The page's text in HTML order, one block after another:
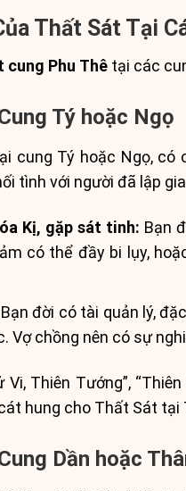
Thất Sát Tại
cung Phu Thê tại các
Tý hoặc Ngọ
cung Tý hoặc Ngọ, có
tình với người đã lập
Kị, gặp sát tinh: Bạn
có thể đầy bi lụy,
Bạn đời có tài quản lý,
Vợ chồng nên có sự
Vi, Thiên Tướng”,
hung cho Thất Sát tại
Dần hoặc